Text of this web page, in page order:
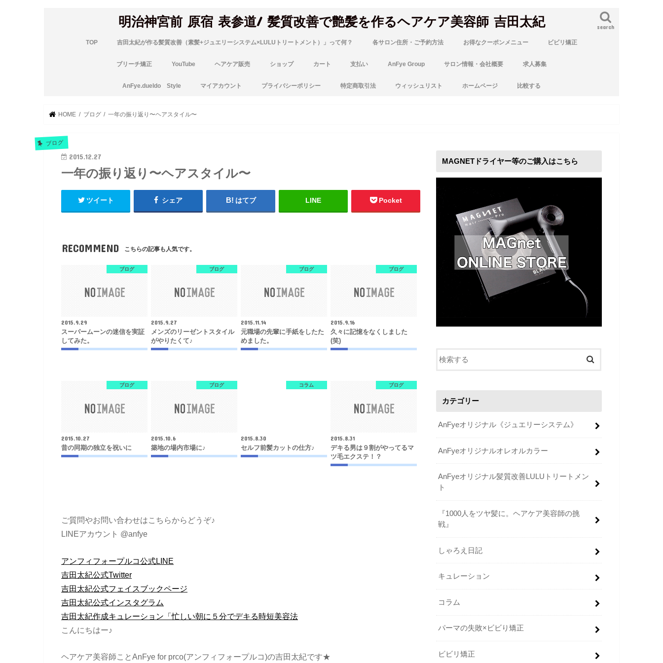
明治神宮前 原宿 表参道/ 髪質改善で艶髪を作るヘアケア美容師 吉田太紀 search
TOP 吉田太紀が作る髪質改善（素髪+ジュエリーシステム×LULUトリートメント）」って何？ 各サロン住所・ご予約方法 お得なクーポンメニュー ビビリ矯正
ブリーチ矯正 YouTube ヘアケア販売 ショップ カート 支払い AnFye Group サロン情報・会社概要 求人募集
AnFye.dueldo Style マイアカウント プライバシーポリシー 特定商取引法 ウィッシュリスト ホームページ 比較する
HOME ブログ 一年の振り返り〜ヘアスタイル〜
ブログ
2015.12.27
一年の振り返り〜ヘアスタイル〜
ツイート シェア はてブ LINE Pocket
RECOMMEND こちらの記事も人気です。
ブログ
2015.9.29
スーパームーンの迷信を実証
してみた。
ブログ
2015.9.27
メンズのリーゼントスタイル
がやりたくて♪
ブログ
2015.11.14
元職場の先輩に手紙をしたた
めました。
ブログ
2015.9.16
久々に記憶をなくしました
(笑)
ブログ
2015.10.27
昔の同期の独立を祝いに
ブログ
2015.10.6
築地の場内市場に♪
コラム
2015.8.30
セルフ前髪カットの仕方♪
ブログ
2015.8.31
デキる男は９割がやってるマ
ツ毛エクステ！？
ご質問やお問い合わせはこちらからどうぞ♪
LINEアカウント @anfye
アンフィフォープルコ公式LINE
吉田太紀公式Twitter
吉田太紀公式フェイスブックページ
吉田太紀公式インスタグラム
吉田太紀作成キュレーション「忙しい朝に５分でデキる時短美容法
こんにちはー♪
ヘアケア美容師ことAnFye for prco(アンフィフォープルコ)の吉田太紀です★
MAGNETドライヤー等のご購入はこちら
カテゴリー
AnFyeオリジナル《ジュエリーシステム》
AnFyeオリジナルオレオルカラー
AnFyeオリジナル髪質改善LULUトリートメン
ト
『1000人をツヤ髪に。ヘアケア美容師の挑
戦』
しゃろえ日記
キュレーション
コラム
パーマの失敗×ビビり矯正
ビビリ矯正